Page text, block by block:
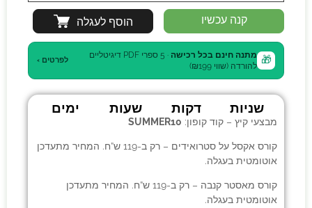
קנה עכשיו הוסף לעגלה
🎁 מתנה חינם בכל רכישה
· 5 ספרי PDF דיגיטליים
להורדה (שווי ₪199)
לפרטים ›
ימים שעות דקות שניות
מבצעי קיץ – קוד קופון: SUMMER10
קורס אקסל על סטרואידים
– רק ב-119 ש”ח. המחיר מתעדכן
אוטומטית בעגלה.
קורס מאסטר קנבה
– רק ב-119 ש”ח. המחיר מתעדכן
אוטומטית בעגלה.